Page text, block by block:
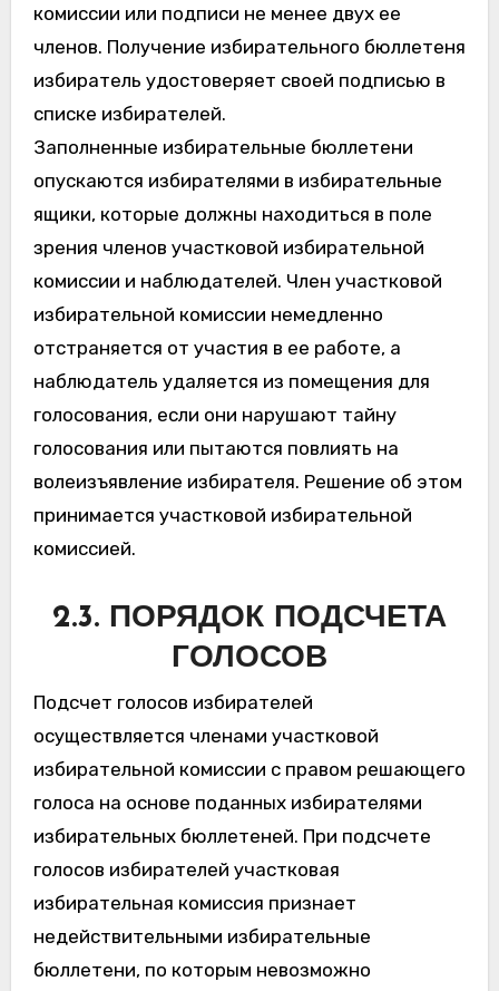
комиссии или подписи не менее двух ее
членов. Получение избирательного бюллетеня
избиратель удостоверяет своей подписью в
списке избирателей.
Заполненные избирательные бюллетени
опускаются избирателями в избирательные
ящики, которые должны находиться в поле
зрения членов участковой избирательной
комиссии и наблюдателей. Член участковой
избирательной комиссии немедленно
отстраняется от участия в ее работе, а
наблюдатель удаляется из помещения для
голосования, если они нарушают тайну
голосования или пытаются повлиять на
волеизъявление избирателя. Решение об этом
принимается участковой избирательной
комиссией.
2.3. ПОРЯДОК ПОДСЧЕТА
ГОЛОСОВ
Подсчет голосов избирателей
осуществляется членами участковой
избирательной комиссии с правом решающего
голоса на основе поданных избирателями
избирательных бюллетеней. При подсчете
голосов избирателей участковая
избирательная комиссия признает
недействительными избирательные
бюллетени, по которым невозможно